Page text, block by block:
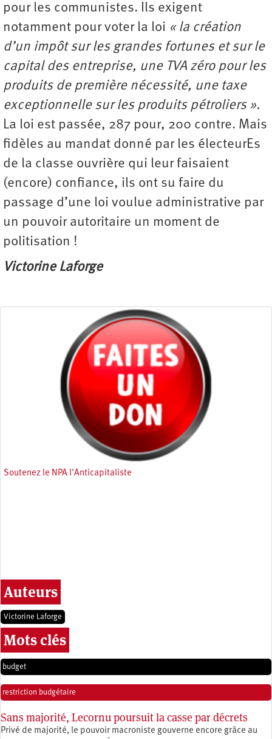
pour les communistes. Ils exigent
notamment pour voter la loi « la création
d’un impôt sur les grandes fortunes et sur le
capital des entreprise, une TVA zéro pour les
produits de première nécessité, une taxe
exceptionnelle sur les produits pétroliers ».
La loi est passée, 287 pour, 200 contre. Mais
fidèles au mandat donné par les électeurEs
de la classe ouvrière qui leur faisaient
(encore) confiance, ils ont su faire du
passage d’une loi voulue administrative par
un pouvoir autoritaire un moment de
politisation !
Victorine Laforge
Soutenez le NPA l'Anticapitaliste
Auteurs
Victorine Laforge
Mots clés
budget
restriction budgétaire
Sans majorité, Lecornu poursuit la casse par décrets
Privé de majorité, le pouvoir macroniste gouverne encore grâce au